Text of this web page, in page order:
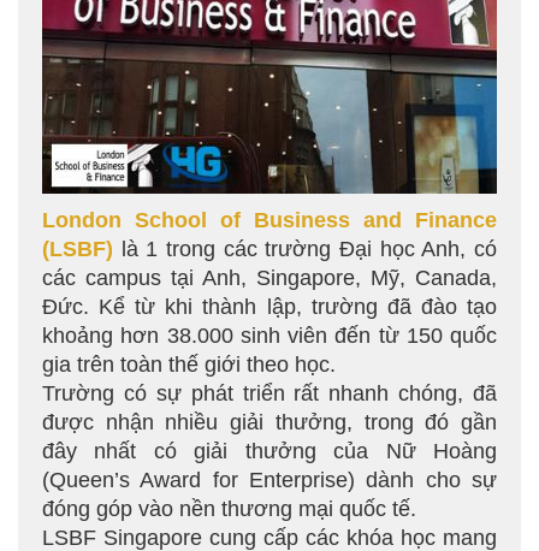
London School of Business and Finance
(LSBF) là 1 trong các trường Đại học Anh, có
các campus tại Anh, Singapore, Mỹ, Canada,
Đức. Kể từ khi thành lập, trường đã đào tạo
khoảng hơn 38.000 sinh viên đến từ 150 quốc
gia trên toàn thế giới theo học.
Trường có sự phát triển rất nhanh chóng, đã
được nhận nhiều giải thưởng, trong đó gần
đây nhất có giải thưởng của Nữ Hoàng
(Queen’s Award for Enterprise) dành cho sự
đóng góp vào nền thương mại quốc tế.
LSBF Singapore cung cấp các khóa học mang